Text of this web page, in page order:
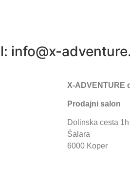
info@x-
X-ADVENTURE
Prodajni salon
Dolinska cesta 1h
Šalara
6000 Koper